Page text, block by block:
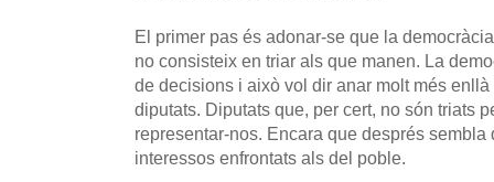
El primer pas és adonar-se que la
no consisteix en triar als que manen. La
de decisions i això vol dir anar molt més
diputats. Diputats que, per cert, no són triats
representar-nos. Encara que després
interessos enfrontats als del poble.